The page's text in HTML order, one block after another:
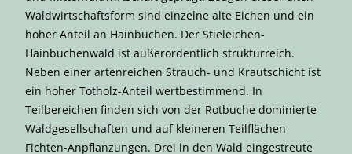
Waldwirtschaftsform sind einzelne alte Eichen und ein
hoher Anteil an Hainbuchen. Der Stieleichen-
Hainbuchenwald ist außerordentlich strukturreich.
Neben einer artenreichen Strauch- und Krautschicht ist
ein hoher Totholz-Anteil wertbestimmend. In
Teilbereichen finden sich von der Rotbuche dominierte
Waldgesellschaften und auf kleineren Teilflächen
Fichten-Anpflanzungen. Drei in den Wald eingestreute